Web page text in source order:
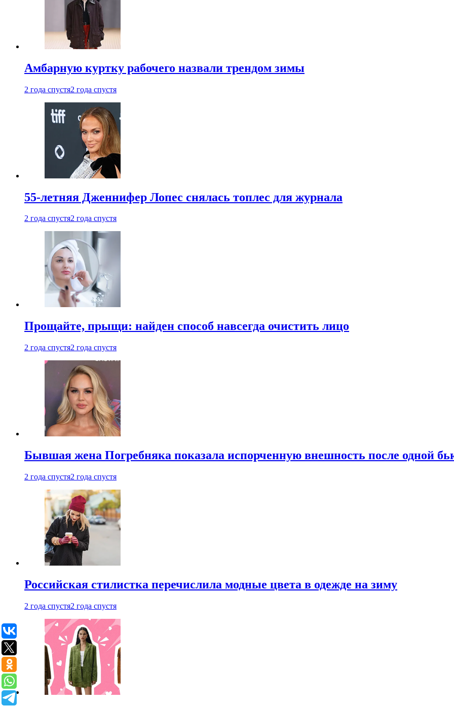
Амбарную куртку рабочего назвали трендом зимы
2 года спустя2 года спустя
55-летняя Дженнифер Лопес снялась топлес для журнала
2 года спустя2 года спустя
Прощайте, прыщи: найден способ навсегда очистить лицо
2 года спустя2 года спустя
Бывшая жена Погребняка показала испорченную внешность после одной
2 года спустя2 года спустя
Российская стилистка перечислила модные цвета в одежде на зиму
2 года спустя2 года спустя